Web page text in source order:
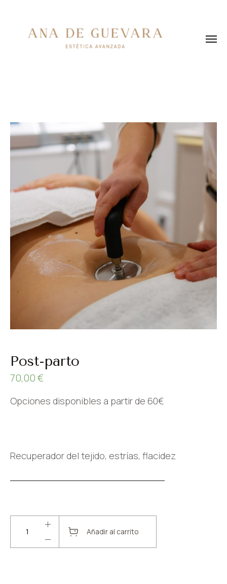
Post-parto
70,00€
Opciones disponibles a partir de 60€
Recuperador del tejido, estrías, flacidez
Añadir al carrito